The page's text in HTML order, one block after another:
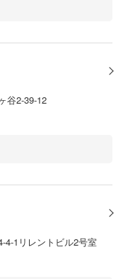
谷2-39-12
4-1リレントビル2号室